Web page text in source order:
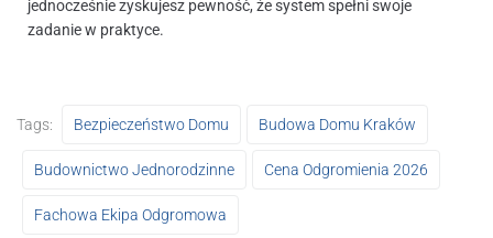
jednocześnie zyskujesz pewność, że system spełni swoje
zadanie w praktyce.
Tags: Bezpieczeństwo Domu Budowa Domu Kraków
Budownictwo Jednorodzinne Cena Odgromienia 2026
Fachowa Ekipa Odgromowa